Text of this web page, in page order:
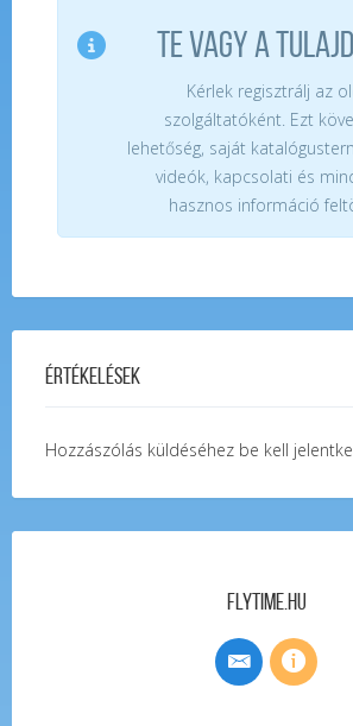
TE VAGY A
Kérlek regisztrálj az
szolgáltatóként. Ezt
lehetőség, saját
videók, kapcsolati és
hasznos információ
Értékelések
Hozzászólás küldéséhez be kell
FlyTime.hu